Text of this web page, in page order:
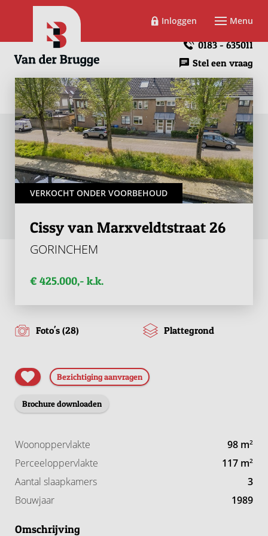
Inloggen Menu
0183 - 635011
Stel een vraag
VERKOCHT ONDER VOORBEHOUD
Cissy van Marxveldtstraat 26
GORINCHEM
€ 425.000,- k.k.
Foto's (28) Plattegrond
Bezichtiging aanvragen
Brochure downloaden
Woonoppervlakte 98 m2
Perceeloppervlakte 117 m2
Aantal slaapkamers
3
Bouwjaar
1989
Omschrijving